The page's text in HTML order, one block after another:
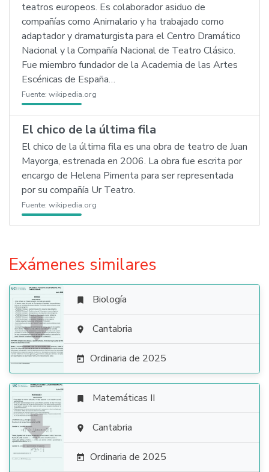
teatros europeos. Es colaborador asiduo de
compañías como Animalario y ha trabajado como
adaptador y dramaturgista para el Centro Dramático
Nacional y la Compañía Nacional de Teatro Clásico.
Fue miembro fundador de la Academia de las Artes
Escénicas de España…
Fuente: wikipedia.org
El chico de la última fila
El chico de la última fila es una obra de teatro de Juan
Mayorga, estrenada en 2006. La obra fue escrita por
encargo de Helena Pimenta para ser representada
por su compañía Ur Teatro.
Fuente: wikipedia.org
Exámenes similares

 Biología
 Cantabria
 Ordinaria de 2025

 Matemáticas II
 Cantabria
 Ordinaria de 2025